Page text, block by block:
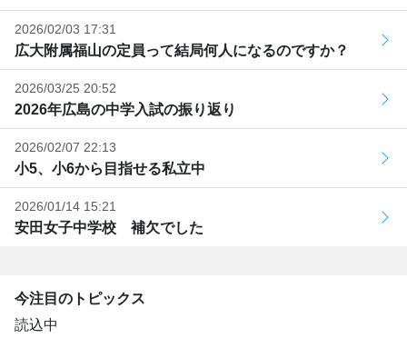
2026/02/03 17:31
広大附属福山の定員って結局何人になるのですか？
2026/03/25 20:52
2026年広島の中学入試の振り返り
2026/02/07 22:13
小5、小6から目指せる私立中
2026/01/14 15:21
安田女子中学校 補欠でした
今注目のトピックス
読込中